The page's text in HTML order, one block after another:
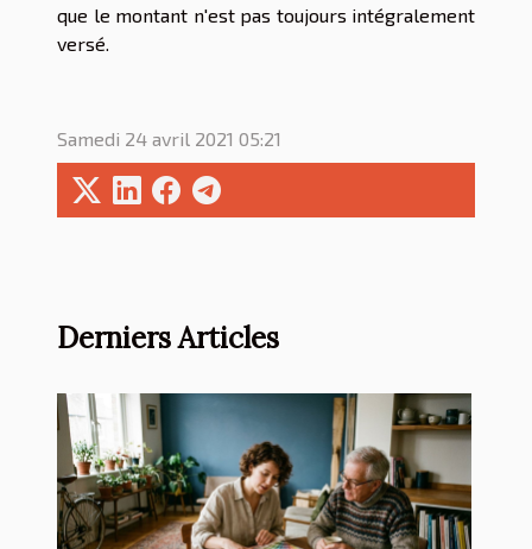
que le montant n'est pas toujours intégralement
versé.
Samedi 24 avril 2021 05:21
Derniers Articles